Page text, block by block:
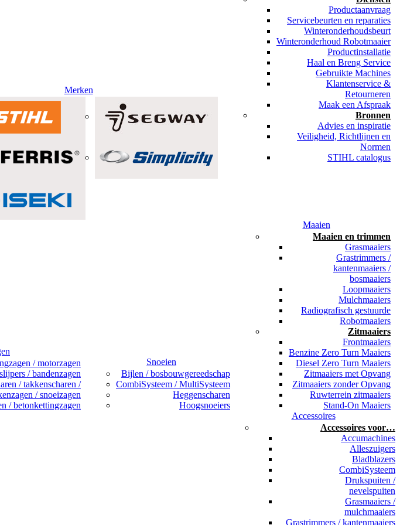
Merken
Productaanvraag
Servicebeurten en reparaties
Winteronderhoudsbeurt
Winteronderhoud Robotmaaier
Productinstallatie
Haal en Breng Service
Gebruikte Machines
Klantenservice &
Retourneren
Maak een Afspraak
Bronnen
Advies en inspiratie
Veiligheid, Richtlijnen en
Normen
STIHL catalogus
/ motorzagen
/ bandenzagen
/ takkenscharen /
/ snoeizagen
/ betonkettingzagen
Snoeien
Bijlen / bosbouwgereedschap
CombiSysteem / MultiSysteem
Heggenscharen
Hoogsnoeiers
Maaien
Maaien en trimmen
Grasmaaiers
Grastrimmers /
kantenmaaiers /
bosmaaiers
Loopmaaiers
Mulchmaaiers
Radiografisch gestuurde
Robotmaaiers
Zitmaaiers
Frontmaaiers
Benzine Zero Turn Maaiers
Diesel Zero Turn Maaiers
Zitmaaiers met Opvang
Zitmaaiers zonder Opvang
Ruwterrein zitmaaiers
Stand-On Maaiers
Accessoires
Accessoires voor…
Accumachines
Alleszuigers
Bladblazers
CombiSysteem
Drukspuiten /
nevelspuiten
Grasmaaiers /
mulchmaaiers
Grastrimmers / kantenmaaiers